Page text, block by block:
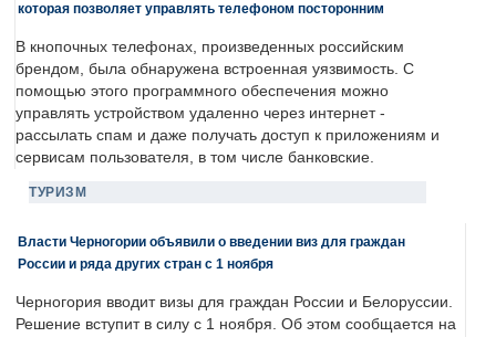
которая позволяет управлять телефоном посторонним
В кнопочных телефонах, произведенных российским
брендом, была обнаружена встроенная уязвимость. С
помощью этого программного обеспечения можно
управлять устройством удаленно через интернет -
рассылать спам и даже получать доступ к приложениям и
сервисам пользователя, в том числе банковские.
ТУРИЗМ
Власти Черногории объявили о введении виз для граждан
России и ряда других стран с 1 ноября
Черногория вводит визы для граждан России и Белоруссии.
Решение вступит в силу с 1 ноября. Об этом сообщается на